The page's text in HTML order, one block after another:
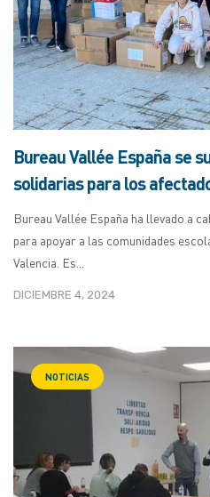
Bureau Vallée España se
solidarias para los
Bureau Vallée España ha llevado a
para apoyar a las comunidades
Valencia. Es...
DICIEMBRE 4, 2024
NOTICIAS